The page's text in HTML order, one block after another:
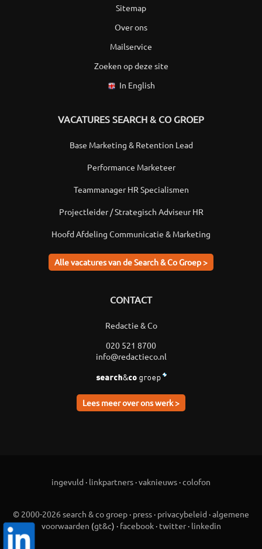
Sitemap
Over ons
Mailservice
Zoeken op deze site
In English
VACATURES SEARCH & CO GROEP
Base Marketing & Retention Lead
Performance Marketeer
Teammanager HR Specialismen
Projectleider / Strategisch Adviseur HR
Hoofd Afdeling Communicatie & Marketing
Alle vacatures van de Search & Co Groep >
CONTACT
Redactie & Co
020 521 8700
info@redactieco.nl
Lees meer over ons werk >
ingevuld · linkpartners ·vaknieuws ·colofon
© 2000-2026 search & co groep · press · privacybeleid ·algemene
voorwaarden (gt&c) · facebook· twitter· linkedin